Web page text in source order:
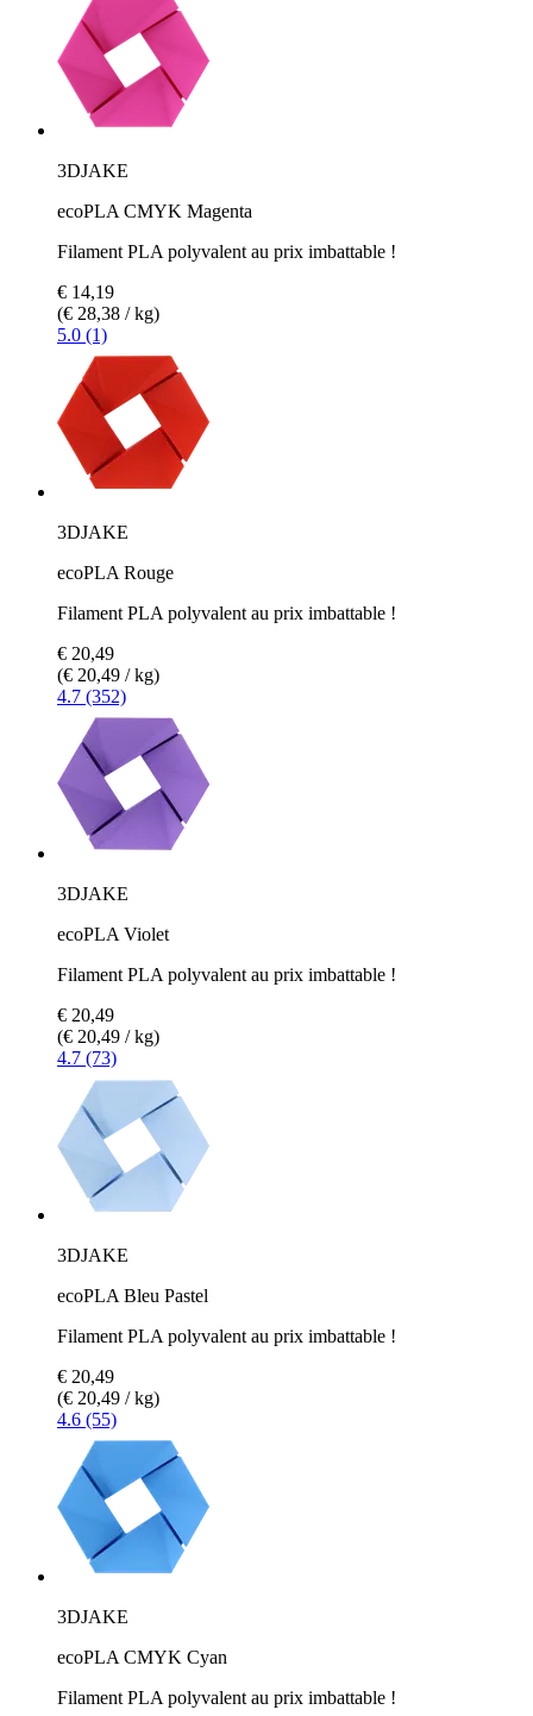
3DJAKE
ecoPLA CMYK Magenta
Filament PLA polyvalent au prix imbattable !
€ 14,19
(€ 28,38 / kg)
5.0 (1)
3DJAKE
ecoPLA Rouge
Filament PLA polyvalent au prix imbattable !
€ 20,49
(€ 20,49 / kg)
4.7 (352)
3DJAKE
ecoPLA Violet
Filament PLA polyvalent au prix imbattable !
€ 20,49
(€ 20,49 / kg)
4.7 (73)
3DJAKE
ecoPLA Bleu Pastel
Filament PLA polyvalent au prix imbattable !
€ 20,49
(€ 20,49 / kg)
4.6 (55)
3DJAKE
ecoPLA CMYK Cyan
Filament PLA polyvalent au prix imbattable !